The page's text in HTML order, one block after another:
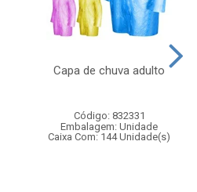
Capa de chuva adulto
Código: 832331
Embalagem: Unidade
Caixa Com: 144 Unidade(s)